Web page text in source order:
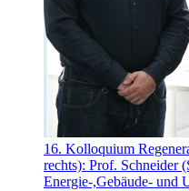
16. Kolloquium
rechts): Prof. Schneider
Energie-,Gebäude- und